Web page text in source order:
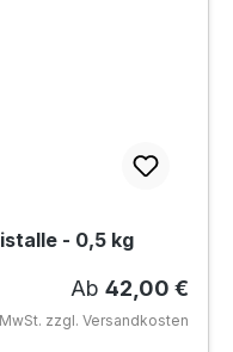
- 0,5 kg
Regulärer
Ab 42,00 €
zzgl. Versandkosten